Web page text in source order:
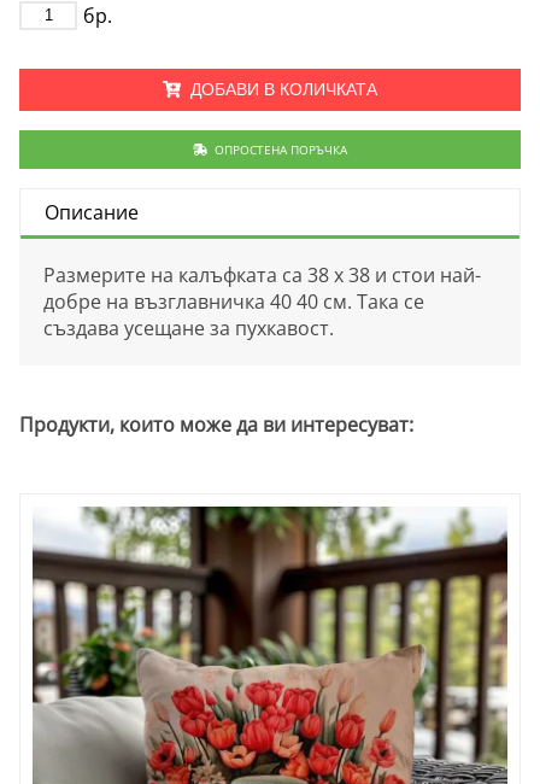
бр.
ДОБАВИ В КОЛИЧКАТА
ОПРОСТЕНА ПОРЪЧКА
Описание
Размерите на калъфката са 38 х 38 и стои най-
добре на възглавничка 40 40 см. Така се
създава усещане за пухкавост.
Продукти, които може да ви интересуват: